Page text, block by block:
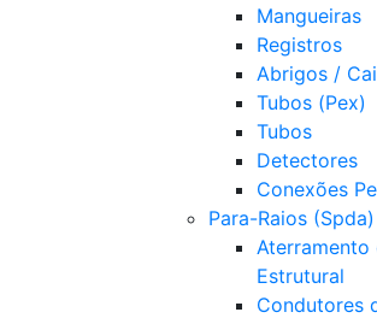
Mangueiras
Registros
Abrigos /
Tubos (Pex)
Tubos
Detectores
Conexões
Para-Raios (Spda)
Aterramento
Estrutural
Condutores